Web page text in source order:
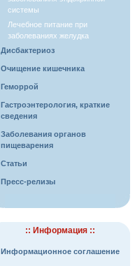
системы
Лечебное питание при
заболеваниях желудка
Дисбактериоз
Очищение кишечника
Геморрой
Гастроэнтерология, краткие
сведения
Заболевания органов
пищеварения
Статьи
Пресс-релизы
:: Информация ::
Информационное соглашение